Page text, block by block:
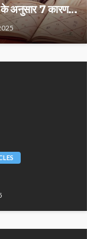
के अनुसार 7 कारण…